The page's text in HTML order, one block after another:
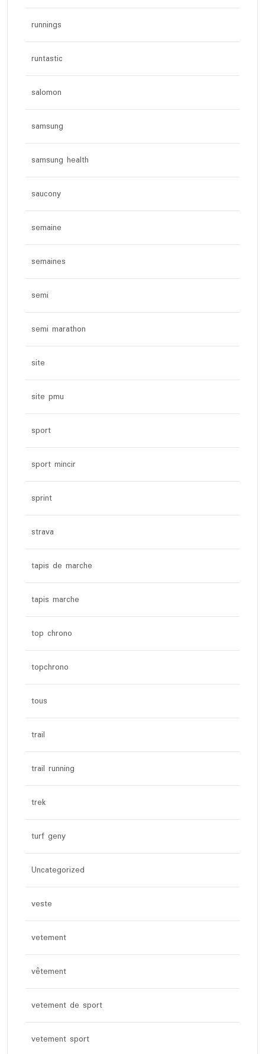
runnings
runtastic
salomon
samsung
samsung health
saucony
semaine
semaines
semi
semi marathon
site
site pmu
sport
sport mincir
sprint
strava
tapis de marche
tapis marche
top chrono
topchrono
tous
trail
trail running
trek
turf geny
Uncategorized
veste
vetement
vêtement
vetement de sport
vetement sport